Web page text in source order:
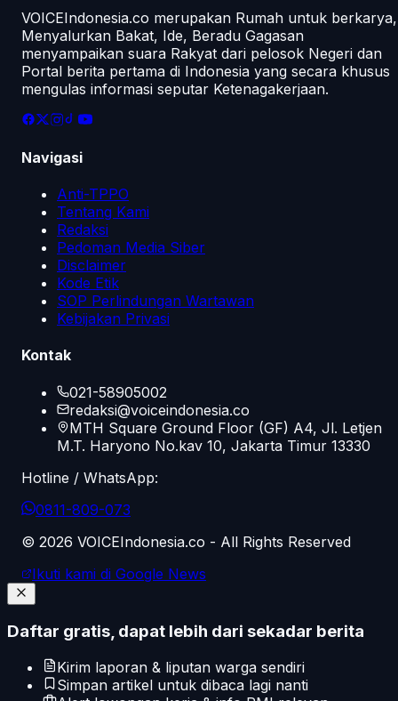
VOICEIndonesia.co merupakan Rumah untuk berkarya,
Menyalurkan Bakat, Ide, Beradu Gagasan
menyampaikan suara Rakyat dari pelosok Negeri dan
Portal berita pertama di Indonesia yang secara khusus
mengulas informasi seputar Ketenagakerjaan.
Navigasi
Anti-TPPO
Tentang Kami
Redaksi
Pedoman Media Siber
Disclaimer
Kode Etik
SOP Perlindungan Wartawan
Kebijakan Privasi
Kontak
021-58905002
redaksi@voiceindonesia.co
MTH Square Ground Floor (GF) A4, Jl. Letjen
M.T. Haryono No.kav 10, Jakarta Timur 13330
Hotline / WhatsApp:
0811-809-073
© 2026 VOICEIndonesia.co - All Rights Reserved
Ikuti kami di Google News
Daftar gratis, dapat lebih dari sekadar berita
Kirim laporan & liputan warga sendiri
Simpan artikel untuk dibaca lagi nanti